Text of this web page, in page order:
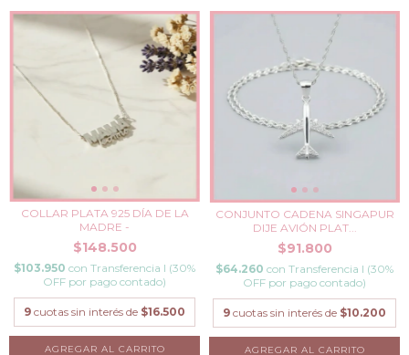
COLLAR PLATA 925 DÍA DE LA
MADRE -
$148.500
$103.950 con Transferencia I (30%
OFF por pago contado)
9 cuotas sin interés de $16.500
CONJUNTO CADENA SINGAPUR
DIJE AVIÓN PLAT...
$91.800
$64.260 con Transferencia I (30%
OFF por pago contado)
9 cuotas sin interés de $10.200